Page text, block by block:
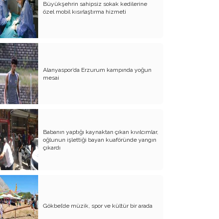
Hıdırellez’de 6 Mayıs Dileği
Zamanla Neler Nasıl Değişiyor - 3
Zamanla Neler Nasıl Değişiyor - 2
Zamanla Neler Nasıl Değişiyor - 1
Nereden Nereye 1 Mayıs
Yaşamımdaki Emel Doğramacı
Yaşamımda Emel Doğramacı
Yaşamım Tesadüfleri Sever mi?
23 Nisan'a Nasıl Geldik
Yaşanılan Bu Günlerin Tadı
Sürü Psikolojisi
Türkiye Siyasetini Anlamak
Büyükşehrin sahipsiz sokak kedilerine
özel mobil kısırlaştırma hizmeti
Alanyaspor’da Erzurum kampında yoğun
mesai
Babanın yaptığı kaynaktan çıkan kıvılcımlar,
oğlunun işlettiği bayan kuaföründe yangın
çıkardı
Gökbel’de müzik, spor ve kültür bir arada